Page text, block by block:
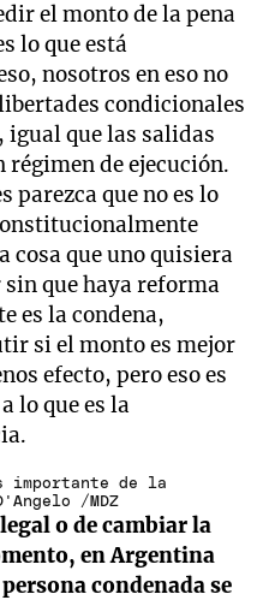
el monto de la pena
lo que está
nosotros en eso no
condicionales
que las salidas
de ejecución.
parezca que no es lo
cosa que uno quisiera
sin que haya reforma
es la condena,
si el monto es mejor
efecto, pero eso es
lo que es la
de la
/MDZ
o de cambiar la
en Argentina
condenada se